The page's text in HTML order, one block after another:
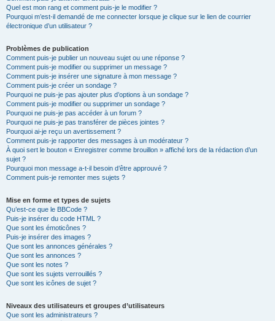
Quel est mon rang et comment puis-je le modifier ?
Pourquoi m’est-il demandé de me connecter lorsque je clique sur le lien de courrier
électronique d’un utilisateur ?
Problèmes de publication
Comment puis-je publier un nouveau sujet ou une réponse ?
Comment puis-je modifier ou supprimer un message ?
Comment puis-je insérer une signature à mon message ?
Comment puis-je créer un sondage ?
Pourquoi ne puis-je pas ajouter plus d’options à un sondage ?
Comment puis-je modifier ou supprimer un sondage ?
Pourquoi ne puis-je pas accéder à un forum ?
Pourquoi ne puis-je pas transférer de pièces jointes ?
Pourquoi ai-je reçu un avertissement ?
Comment puis-je rapporter des messages à un modérateur ?
À quoi sert le bouton « Enregistrer comme brouillon » affiché lors de la rédaction d’un
sujet ?
Pourquoi mon message a-t-il besoin d’être approuvé ?
Comment puis-je remonter mes sujets ?
Mise en forme et types de sujets
Qu’est-ce que le BBCode ?
Puis-je insérer du code HTML ?
Que sont les émoticônes ?
Puis-je insérer des images ?
Que sont les annonces générales ?
Que sont les annonces ?
Que sont les notes ?
Que sont les sujets verrouillés ?
Que sont les icônes de sujet ?
Niveaux des utilisateurs et groupes d’utilisateurs
Que sont les administrateurs ?